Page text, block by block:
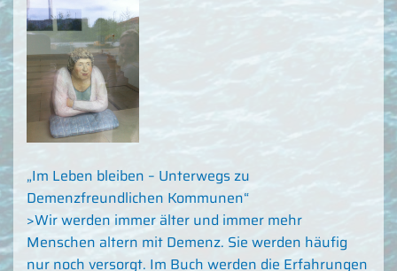
„Im Leben bleiben – Unterwegs zu
Demenzfreundlichen Kommunen“
>Wir werden immer älter und immer mehr
Menschen altern mit Demenz. Sie werden häufig
nur noch versorgt. Im Buch werden die Erfahrungen